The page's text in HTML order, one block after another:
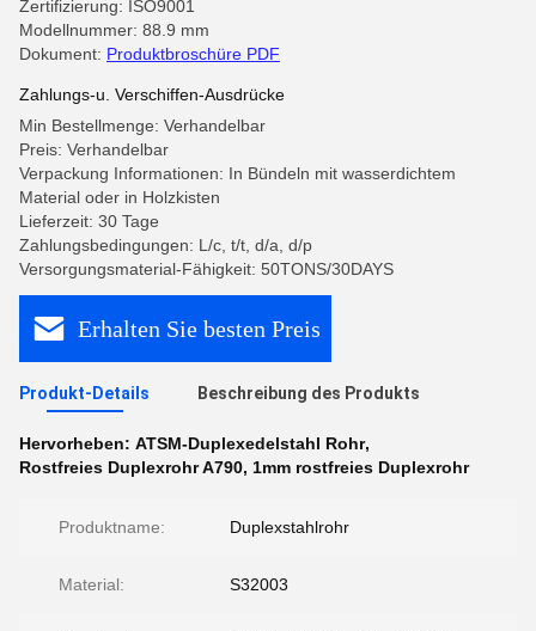
Zertifizierung: ISO9001
Modellnummer: 88.9 mm
Dokument: Produktbroschüre PDF
Zahlungs-u. Verschiffen-Ausdrücke
Min Bestellmenge: Verhandelbar
Preis: Verhandelbar
Verpackung Informationen: In Bündeln mit wasserdichtem
Material oder in Holzkisten
Lieferzeit: 30 Tage
Zahlungsbedingungen: L/c, t/t, d/a, d/p
Versorgungsmaterial-Fähigkeit: 50TONS/30DAYS
Erhalten Sie besten Preis
Produkt-Details Beschreibung des Produkts
Hervorheben: ATSM-Duplexedelstahl Rohr,
Rostfreies Duplexrohr A790, 1mm rostfreies Duplexrohr
Produktname: Duplexstahlrohr
Material: S32003